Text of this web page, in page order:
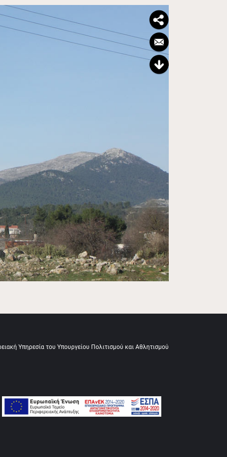
Υπηρεσία του Υπουργείου Πολιτισμού και Αθλητισμού